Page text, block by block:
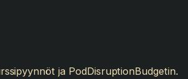
ja PodDisruptionBudgetin.